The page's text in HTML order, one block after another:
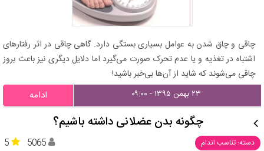
چاقی و چاق شدن به عوامل بسیاری بستگی دارد. گاهی چاقی در اثر رفتارهای
اشتباه در تغذیه و یا عدم تحرک صورت می‌گیرد اما دلایل دیگری نیز باعث بروز
چاقی می‌شوند که شاید از آن‌ها بی‌خبر باشید!
۲۳ بهمن ۱۳۹۵ - ۰۹:۰۰ ادامه
چگونه بدن عضلانی داشته باشیم؟
دسته: تناسب اندام 5 5065